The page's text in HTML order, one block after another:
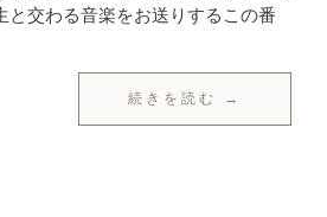
と交わる音楽をお送りするこの番
続きを読む →